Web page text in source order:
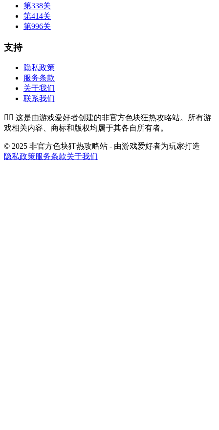
第338关
第414关
第996关
支持
隐私政策
服务条款
关于我们
联系我们
👉🏻 这是由游戏爱好者创建的非官方色块狂热攻略站。所有游
戏相关内容、商标和版权均属于其各自所有者。
© 2025 非官方色块狂热攻略站 - 由游戏爱好者为玩家打造
隐私政策服务条款关于我们